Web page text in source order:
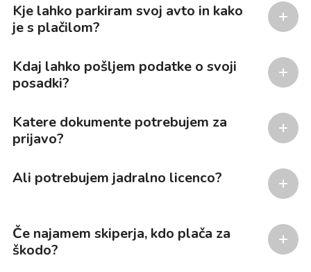
Kje lahko parkiram svoj avto in kako
je s plačilom?
Kdaj lahko pošljem podatke o svoji
posadki?
Katere dokumente potrebujem za
prijavo?
Ali potrebujem jadralno licenco?
Če najamem skiperja, kdo plača za
škodo?